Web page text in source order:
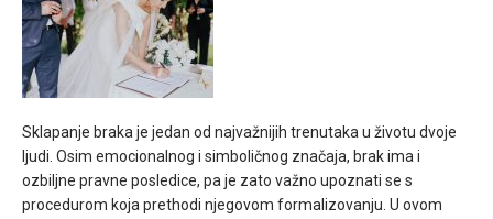
Sklapanje braka je jedan od najvažnijih trenutaka u životu dvoje
ljudi. Osim emocionalnog i simboličnog značaja, brak ima i
ozbiljne pravne posledice, pa je zato važno upoznati se s
procedurom koja prethodi njegovom formalizovanju. U ovom